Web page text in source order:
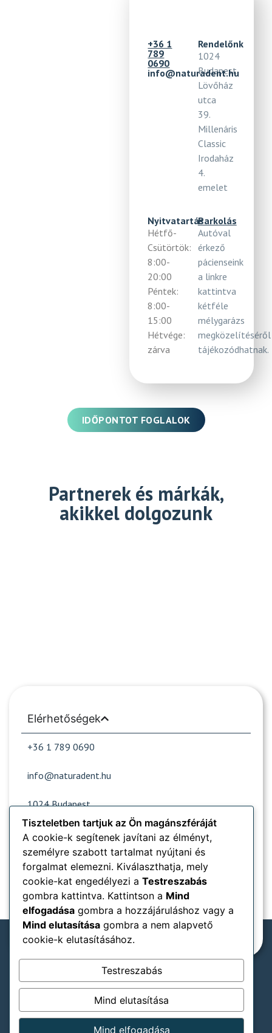
+36 1
789
0690
info@naturadent.hu
Rendelőnk
1024
Budapest,
Lövőház
utca
39.
Millenáris
Classic
Irodaház
4.
emelet
Nyitvatartás
Hétfő-
Csütörtök:
8:00-
20:00
Péntek:
8:00-
15:00
Hétvége:
zárva
Parkolás
Autóval
érkező
pácienseink
a linkre
kattintva
kétféle
mélygarázs
megközelítéséről
tájékozódhatnak.
IDŐPONTOT FOGLALOK
Partnerek és márkák,
akikkel dolgozunk
Elérhetőségek
+36 1 789 0690
info@naturadent.hu
1024 Budapest,
Lövőház utca 39.
Nyitvatartás
Népszerű oldalak
Információk
Rendelőnkben elfogadjuk:
SZÉP-kártya típusok
Adatkezelési tájékoztató
Tiszteletben tartjuk az Ön magánszféráját
A cookie-k segítenek javítani az élményt,
személyre szabott tartalmat nyújtani és
forgalmat elemezni. Kiválaszthatja, mely
cookie-kat engedélyezi a Testreszabás
gombra kattintva. Kattintson a Mind
elfogadása gombra a hozzájáruláshoz vagy a
Mind elutasítása gombra a nem alapvető
cookie-k elutasításához.
Testreszabás
Mind elutasítása
Mind elfogadása